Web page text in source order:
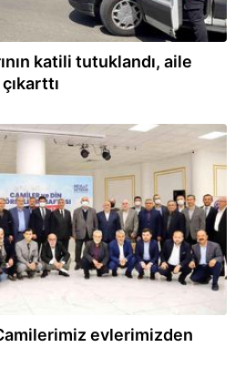
katili tutuklandı, aile
evlerimizden